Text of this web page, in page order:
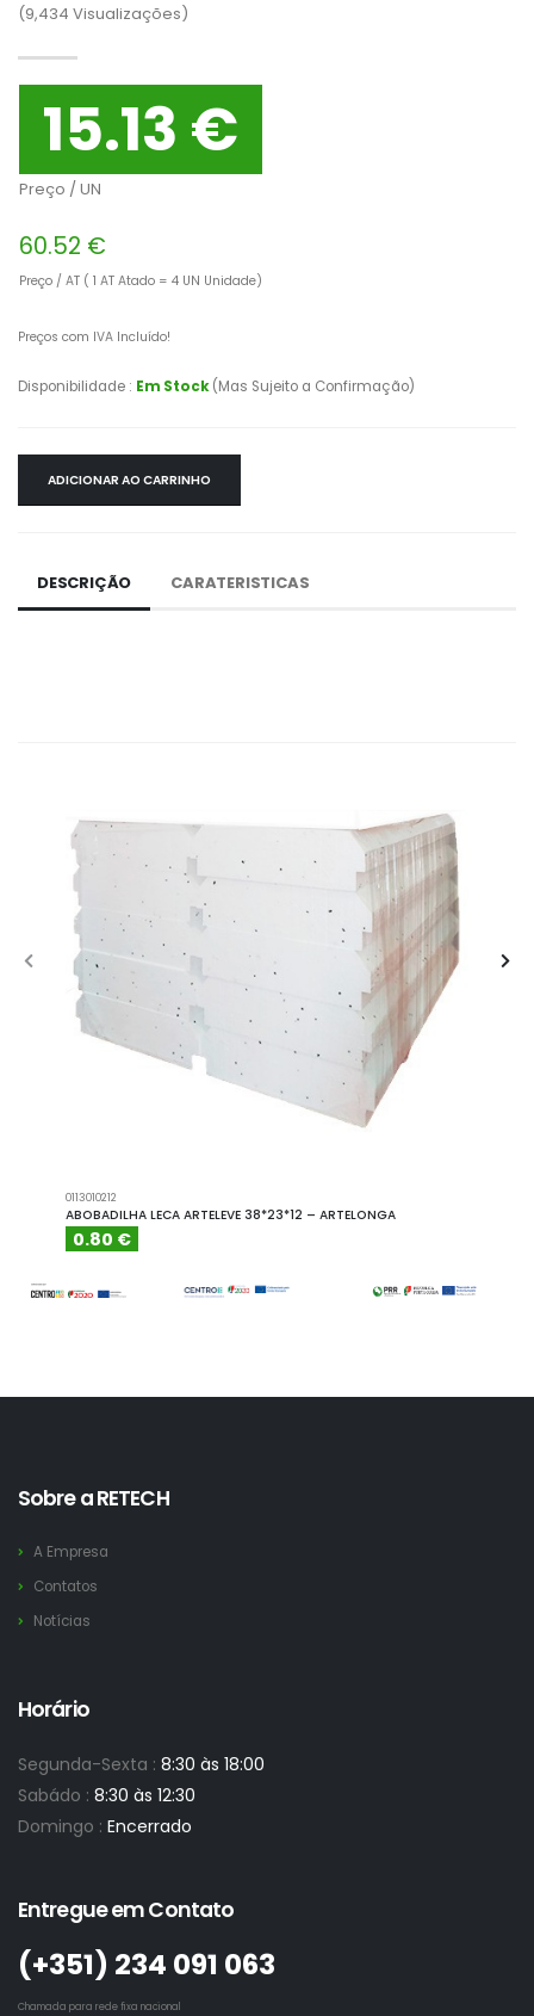
(9,434 Visualizações)
15.13 €
Preço / UN
60.52 €
Preço / AT ( 1 AT Atado = 4 UN Unidade)
Preços com IVA Incluído!
Disponibilidade : Em Stock(Mas Sujeito a Confirmação)
ADICIONAR AO CARRINHO
DESCRIÇÃO CARATERISTICAS
0113010212
ABOBADILHA LECA ARTELEVE 38*23*12 – ARTELONGA
0.80 €
Sobre a RETECH
A Empresa
Contatos
Notícias
Horário
Segunda-Sexta : 8:30 às 18:00
Sabádo : 8:30 às 12:30
Domingo : Encerrado
Entregue em Contato
(+351)­ 234 091 063
Chamada para rede fixa nacional